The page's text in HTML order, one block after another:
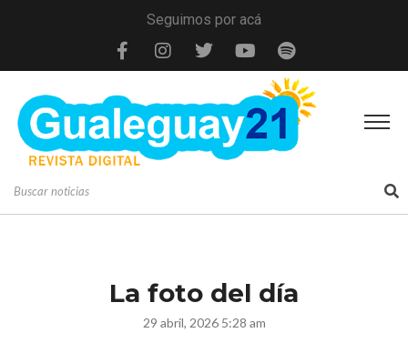
Seguimos por acá
La foto del día
29 abril, 2026 5:28 am